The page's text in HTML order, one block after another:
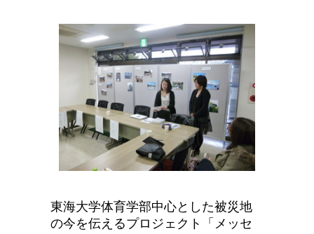
東海大学体育学部中心とした被災地
の今を伝えるプロジェクト「メッセ